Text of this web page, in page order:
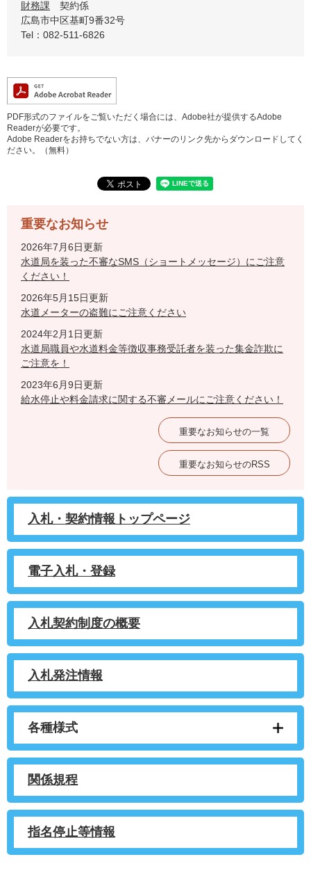
財務課
契約係
広島市中区基町9番32号
Tel：082-511-6826
PDF形式のファイルをご覧いただく場合には、Adobe社が提供するAdobe
Readerが必要です。
Adobe Readerをお持ちでない方は、バナーのリンク先からダウンロードしてく
ださい。（無料）
重要なお知らせ
2026年7月6日更新
水道局を装った不審なSMS（ショートメッセージ）にご注意
ください！
2026年5月15日更新
水道メーターの盗難にご注意ください
2024年2月1日更新
水道局職員や水道料金等徴収事務受託者を装った集金詐欺に
ご注意を！
2023年6月9日更新
給水停止や料金請求に関する不審メールにご注意ください！
重要なお知らせの一覧
重要なお知らせのRSS
入札・契約情報トップページ
電子入札・登録
入札契約制度の概要
入札発注情報
各種様式
関係規程
指名停止等情報